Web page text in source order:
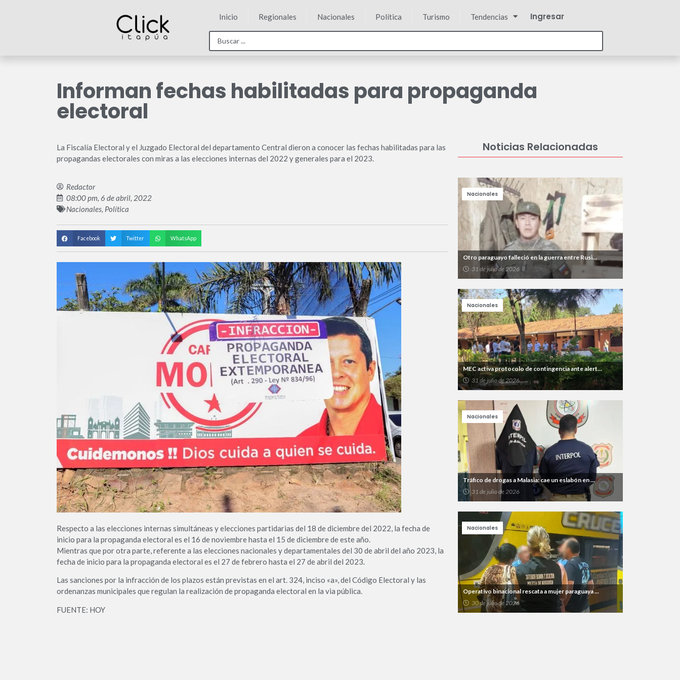
Inicio Regionales Nacionales Política Turismo Tendencias Ingresar
Informan fechas habilitadas para propaganda
electoral
La Fiscalía Electoral y el Juzgado Electoral del departamento Central dieron a conocer las fechas habilitadas para las
propagandas electorales con miras a las elecciones internas del 2022 y generales para el 2023.
Redactor
08:00 pm, 6 de abril, 2022
Nacionales, Política
Facebook Twitter WhatsApp
Respecto a las elecciones internas simultáneas y elecciones partidarias del 18 de diciembre del 2022, la fecha de
inicio para la propaganda electoral es el 16 de noviembre hasta el 15 de diciembre de este año.
Mientras que por otra parte, referente a las elecciones nacionales y departamentales del 30 de abril del año 2023, la
fecha de inicio para la propaganda electoral es el 27 de febrero hasta el 27 de abril del 2023.
Las sanciones por la infracción de los plazos están previstas en el art. 324, inciso «a», del Código Electoral y las
ordenanzas municipales que regulan la realización de propaganda electoral en la via pública.
FUENTE: HOY
Noticias Relacionadas
Otro paraguayo falleció en la guerra entre Rusi...
31 de julio de 2026
Nacionales
MEC activa protocolo de contingencia ante alert...
31 de julio de 2026
Nacionales
Tráfico de drogas a Malasia: cae un eslabón en ...
31 de julio de 2026
Nacionales
Operativo binacional rescata a mujer paraguaya ...
30 de julio de 2026
Nacionales